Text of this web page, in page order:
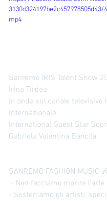
formazione moda
Corsi pratici e teorici Esperienze sul
mp4
Sanremo IRIS Talent Show
Irina Tirdea
in onda sul canale televisivo
Internazionale
International Guest Star
Gabriela Valentina Bancila
SANREMO FASHION MUSIC
- Non facciamo morire l’arte
- Sosteniamo gli artisti,